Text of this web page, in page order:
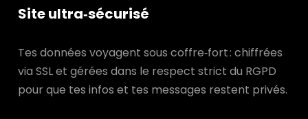
Site ultra‑sécurisé
Tes données voyagent sous coffre‑fort : chiffrées
via SSL et gérées dans le respect strict du RGPD
pour que tes infos et tes messages restent privés.